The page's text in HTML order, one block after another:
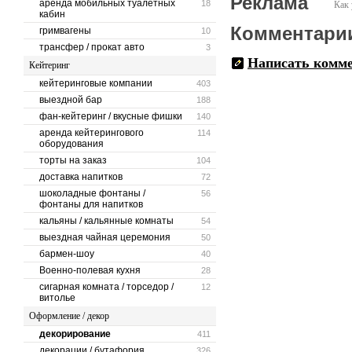
18
аренда мобильных туалетных
кабин
10
гримвагены
3
трансфер / прокат авто
Кейтеринг
403
кейтеринговые компании
188
выездной бар
140
фан-кейтеринг / вкусные фишки
114
аренда кейтерингового
оборудования
104
торты на заказ
72
доставка напитков
56
шоколадные фонтаны /
фонтаны для напитков
54
кальяны / кальянные комнаты
50
выездная чайная церемония
40
бармен-шоу
28
Военно-полевая кухня
12
сигарная комната / торседор /
витолье
Оформление / декор
411
декорирование
Как
Написать